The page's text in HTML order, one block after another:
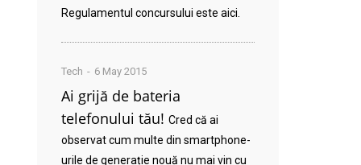
Regulamentul concursului este aici.
Tech 6 May 2015
Ai grijă de bateria
telefonului tău! Cred că ai
observat cum multe din smartphone-
urile de generație nouă nu mai vin cu